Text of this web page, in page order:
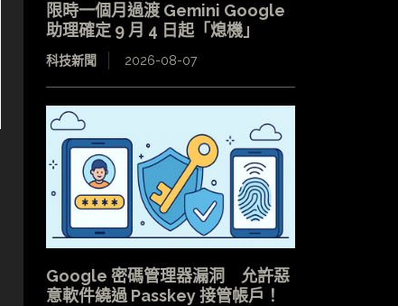
限時一個月過渡 Gemini Google
助理確定 9 月 4 日起「熄機」
科技新聞 2026-08-07
Google 密碼管理器漏洞 允許惡
意軟件繞過 Passkey 接管帳戶！